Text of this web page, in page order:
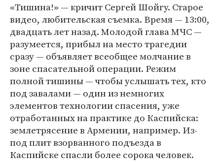
«Тишина!» — кричит Сергей Шойгу. Старое
видео, любительская съемка. Время — 13:00,
двадцать лет назад. Молодой глава МЧС —
разумеется, прибыл на место трагедии
сразу — объявляет всеобщее молчание в
зоне спасательной операции. Режим
полной тишины — чтобы услышать тех, кто
под завалами — один из немногих
элементов технологии спасения, уже
отработанных на практике до Каспийска:
землетрясение в Армении, например. Из-
под плит взорванного подъезда в
Каспийске спасли более сорока человек.